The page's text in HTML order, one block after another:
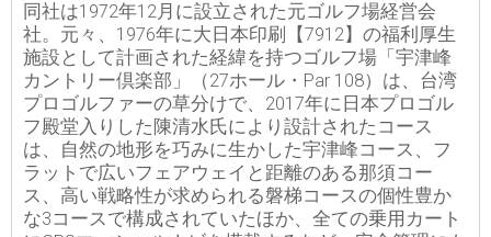
同社は1972年12月に設立された元ゴルフ場経営会
社。元々、1976年に大日本印刷【7912】の福利厚生
施設として計画された経緯を持つゴルフ場「宇津峰
カントリー倶楽部」（27ホール・Par 108）は、台湾
プロゴルファーの草分けで、2017年に日本プロゴル
フ殿堂入りした陳清水氏により設計されたコース
は、自然の地形を巧みに生かした宇津峰コース、フ
ラットで広いフェアウェイと距離のある那須コー
ス、高い戦略性が求められる磐梯コースの個性豊か
な3コースで構成されていたほか、全ての乗用カート